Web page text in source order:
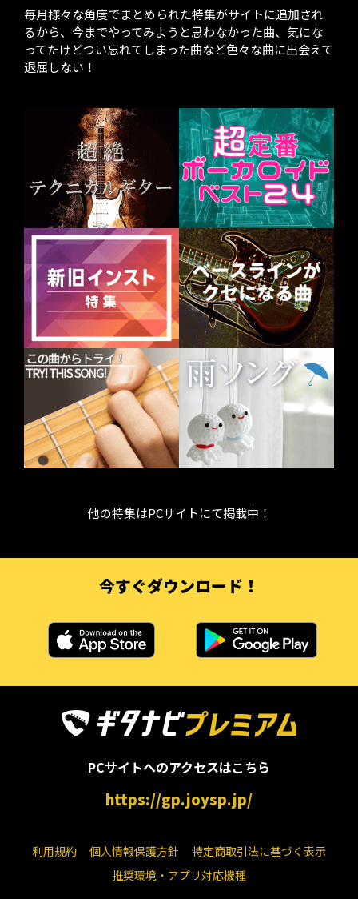
毎月様々な角度でまとめられた特集がサイトに追加され
るから、今までやってみようと思わなかった曲、気にな
ってたけどつい忘れてしまった曲など色々な曲に出会えて
退屈しない！
他の特集はPCサイトにて掲載中！
今すぐダウンロード！
PCサイトへのアクセスはこちら
https://gp.joysp.jp/
利用規約 個人情報保護方針
特定商取引法に基づく表示
推奨環境・アプリ対応機種